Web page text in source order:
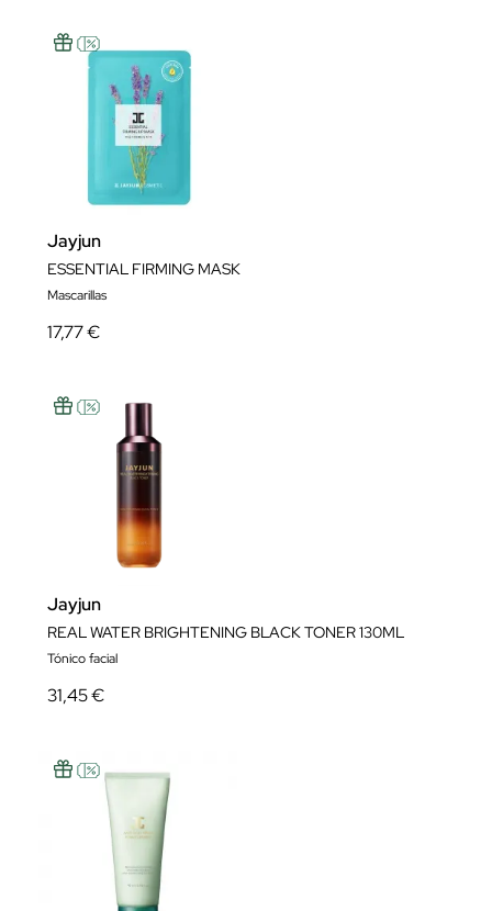
Jayjun
ESSENTIAL FIRMING MASK
Mascarillas
17,77 €
Jayjun
REAL WATER BRIGHTENING BLACK TONER 130ML
Tónico facial
31,45 €